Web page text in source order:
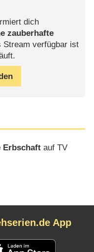
dich
zauberhafte
verfügbar ist
Erbschaft auf TV
App